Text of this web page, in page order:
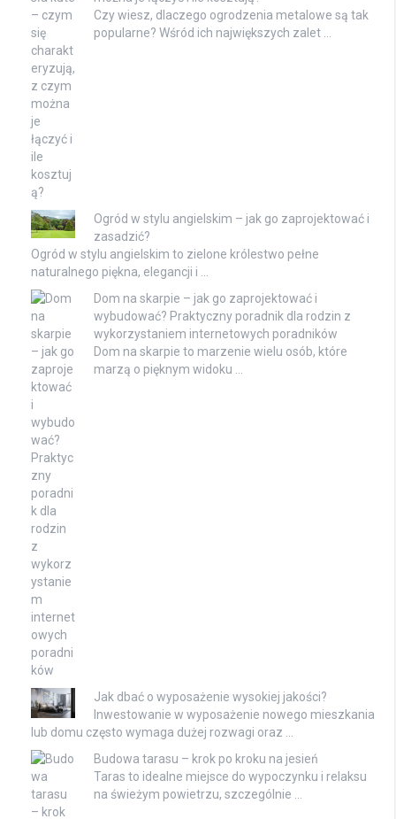
Czy wiesz, dlaczego ogrodzenia metalowe są tak
popularne? Wśród ich największych zalet …
Ogród w stylu angielskim – jak go zaprojektować i
zasadzić?
Ogród w stylu angielskim to zielone królestwo pełne
naturalnego piękna, elegancji i …
Dom na skarpie – jak go zaprojektować i
wybudować? Praktyczny poradnik dla rodzin z
wykorzystaniem internetowych poradników
Dom na skarpie to marzenie wielu osób, które
marzą o pięknym widoku …
Jak dbać o wyposażenie wysokiej jakości?
Inwestowanie w wyposażenie nowego mieszkania
lub domu często wymaga dużej rozwagi oraz …
Budowa tarasu – krok po kroku na jesień
Taras to idealne miejsce do wypoczynku i relaksu
na świeżym powietrzu, szczególnie …